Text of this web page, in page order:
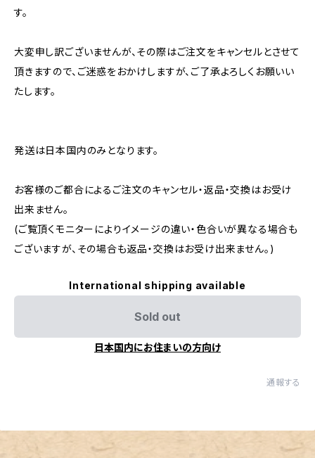
す。
大変申し訳ございませんが、その際はご注文をキャンセルとさせて
頂きますので、ご迷惑をおかけしますが、ご了承よろしくお願いい
たします。
発送は日本国内のみとなります。
お客様のご都合によるご注文のキャンセル・返品・交換はお受け
出来ません。
(ご覧頂くモニターによりイメージの違い・色合いが異なる場合も
ございますが、その場合も返品・交換はお受け出来ません。)
International shipping available
Sold out
日本国内にお住まいの方向け
通報する